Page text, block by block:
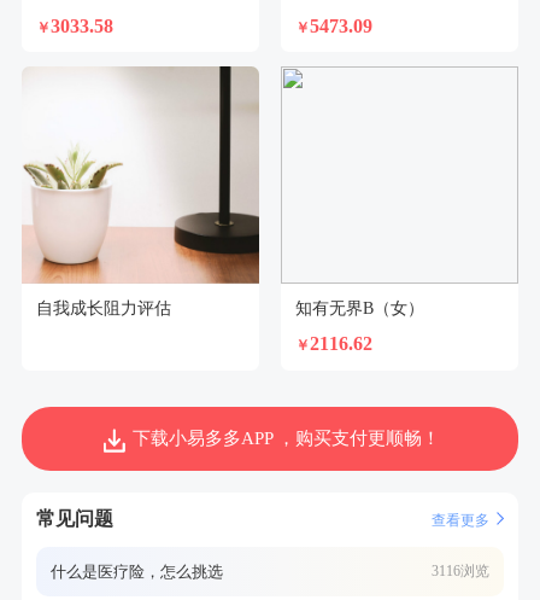
￥3033.58 ￥5473.09
自我成长阻力评估 知有无界B（女）
￥2116.62
下载小易多多APP ，购买支付更顺畅！
常见问题 查看更多
什么是医疗险，怎么挑选 3116浏览